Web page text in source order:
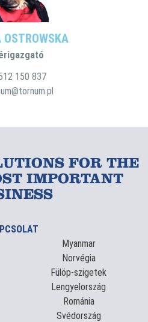
OSTROWSKA
150 837
FOR THE
IMPORTANT
Myanmar
Norvégia
Fülöp-szigetek
Lengyelország
Románia
Svédország